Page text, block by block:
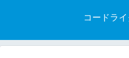
コードライ